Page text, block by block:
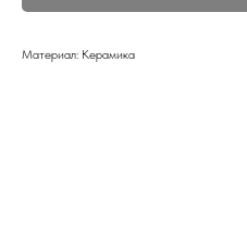
Материал: Керамика